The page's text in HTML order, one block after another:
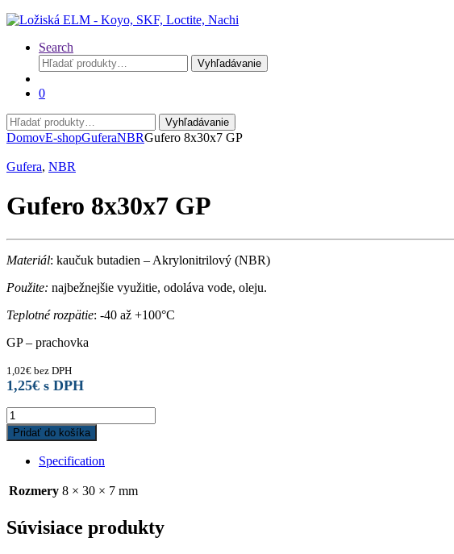
Search
Hľadať:
Vyhľadávanie
0
Hľadať:
Vyhľadávanie
DomovE-shopGuferaNBRGufero 8x30x7 GP
Gufera, NBR
Gufero 8x30x7 GP
Materiál: kaučuk butadien – Akrylonitrilový (NBR)
Použite: najbežnejšie využitie, odoláva vode, oleju.
Teplotné rozpätie: -40 až +100°C
GP – prachovka
1,02€ bez DPH
1,25€ s DPH
Gufero
8x30x7
GP
quantity
Pridať do košíka
Specification
Rozmery 8 × 30 × 7 mm
Súvisiace produkty